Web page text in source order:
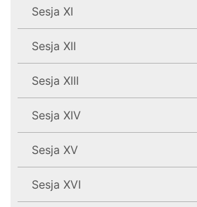
Sesja XI
Sesja XII
Sesja XIII
Sesja XIV
Sesja XV
Sesja XVI